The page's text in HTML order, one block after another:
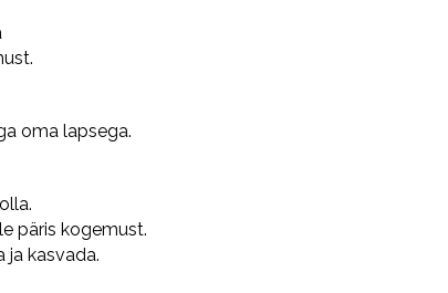
oma lapsega.
päris kogemust.
ja kasvada.